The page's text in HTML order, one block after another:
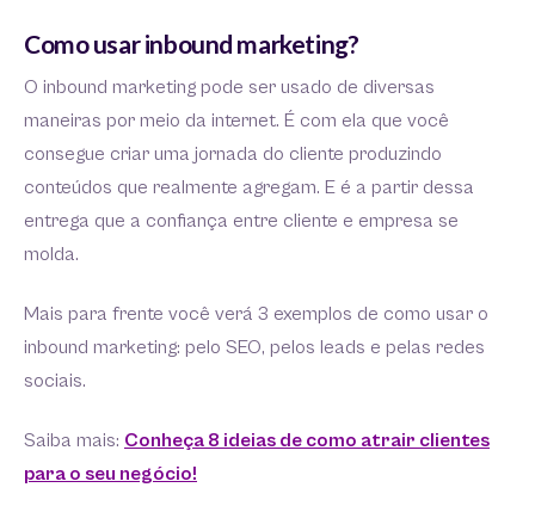
Como usar inbound marketing?
O inbound marketing pode ser usado de diversas
maneiras por meio da internet. É com ela que você
consegue criar uma jornada do cliente produzindo
conteúdos que realmente agregam. E é a partir dessa
entrega que a confiança entre cliente e empresa se
molda.
Mais para frente você verá 3 exemplos de como usar o
inbound marketing: pelo SEO, pelos leads e pelas redes
sociais.
Saiba mais: Conheça 8 ideias de como atrair clientes
para o seu negócio!